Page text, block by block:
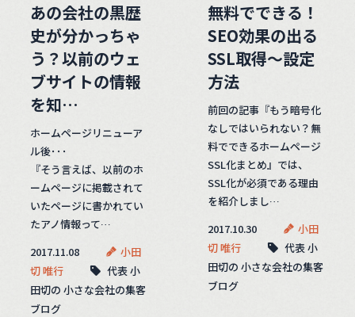
あの会社の黒歴
史が分かっちゃ
う？以前のウェ
ブサイトの情報
を知…
ホームページリニューア
ル後･･･
『そう言えば、以前のホ
ームページに掲載されて
いたページに書かれてい
たアノ情報って…
2017.11.08
小田
切 唯行
代表 小
田切の 小さな会社の集客
ブログ
無料でできる！
SEO効果の出る
SSL取得〜設定
方法
前回の記事『もう暗号化
なしではいられない？無
料でできるホームページ
SSL化まとめ』では、
SSL化が必須である理由
を紹介しまし…
2017.10.30
小田
切 唯行
代表 小
田切の 小さな会社の集客
ブログ